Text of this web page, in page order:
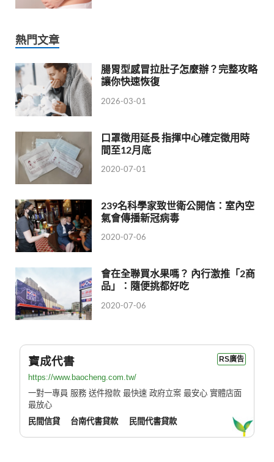
熱門文章
腸胃型感冒拉肚子怎麼辦？完整攻略
讓你快速恢復
2026-03-01
口罩徵用延長 指揮中心確定徵用時
間至12月底
2020-07-01
239名科學家致世衛公開信：室內空
氣會傳播新冠病毒
2020-07-06
會在全聯買水果嗎？ 內行激推「2商
品」：隨便挑都好吃
2020-07-06
寶成代書 RS廣告
https://www.baocheng.com.tw/
一對一專員 服務 送件撥款 最快速 政府立案 最安心 實體店面
最放心
民間信貸
台南代書貸款 民間代書貸款